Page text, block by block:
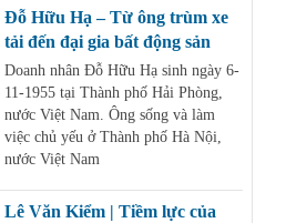
Đỗ Hữu Hạ – Từ ông trùm xe
tải đến đại gia bất động sản
Doanh nhân Đỗ Hữu Hạ sinh ngày 6-
11-1955 tại Thành phố Hải Phòng,
nước Việt Nam. Ông sống và làm
việc chủ yếu ở Thành phố Hà Nội,
nước Việt Nam
Lê Văn Kiểm | Tiềm lực của